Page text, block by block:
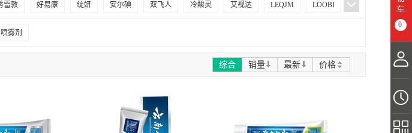
0
雷敦 好易康 绽妍 安尔碘 双飞人 冷酸灵 艾视达 LEQJM LOOBI
傅世嘉品
喷雾剂
综合 销量 最新 价格